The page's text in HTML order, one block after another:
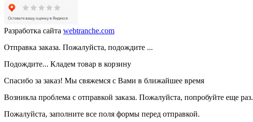
Разработка сайта webtranche.com
Отправка заказа. Пожалуйста, подождите ...
Подождите... Кладем товар в корзину
Спасибо за заказ! Мы свяжемся с Вами в ближайшее время
Возникла проблема с отправкой заказа. Пожалуйста, попробуйте еще раз.
Пожалуйста, заполните все поля формы перед отправкой.